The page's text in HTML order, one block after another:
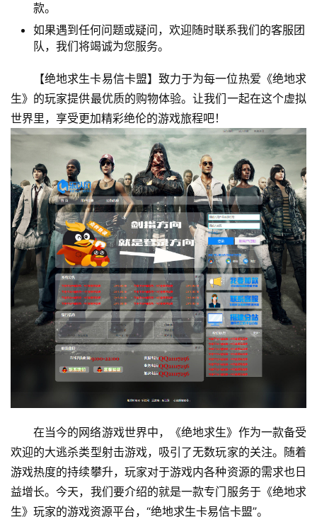
款。
如果遇到任何问题或疑问，欢迎随时联系我们的客服团
队，我们将竭诚为您服务。
【绝地求生卡易信卡盟】致力于为每一位热爱《绝地求
生》的玩家提供最优质的购物体验。让我们一起在这个虚拟
世界里，享受更加精彩绝伦的游戏旅程吧！
在当今的网络游戏世界中，《绝地求生》作为一款备受
欢迎的大逃杀类型射击游戏，吸引了无数玩家的关注。随着
游戏热度的持续攀升，玩家对于游戏内各种资源的需求也日
益增长。今天，我们要介绍的就是一款专门服务于《绝地求
生》玩家的游戏资源平台，“绝地求生卡易信卡盟”。